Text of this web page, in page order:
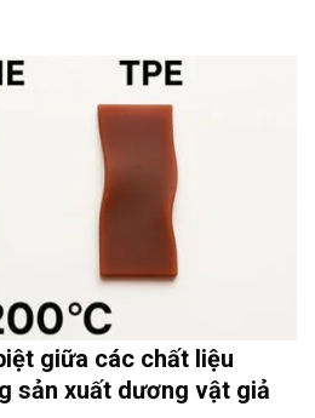
giữa các chất liệu
sản xuất dương vật giả